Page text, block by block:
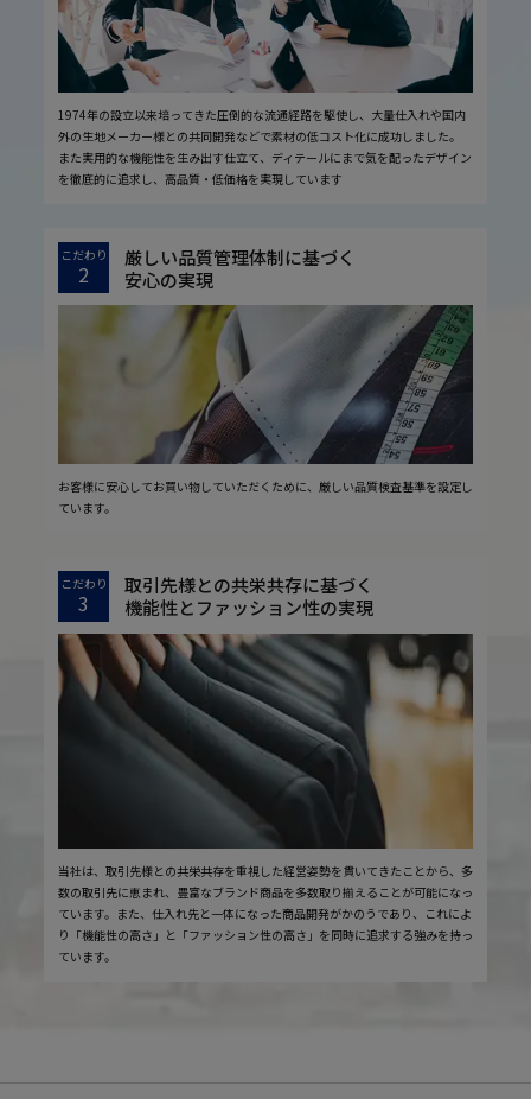
1974年の設立以来培ってきた圧倒的な流通経路を駆使し、大量仕入れや国内
外の生地メーカー様との共同開発などで素材の低コスト化に成功しました。
また実用的な機能性を生み出す仕立て、ディテールにまで気を配ったデザイン
を徹底的に追求し、高品質・低価格を実現しています
こだわり
2
厳しい品質管理体制に基づく
安心の実現
お客様に安心してお買い物していただくために、厳しい品質検査基準を設定し
ています。
こだわり
3
取引先様との共栄共存に基づく
機能性とファッション性の実現
当社は、取引先様との共栄共存を重視した経営姿勢を貫いてきたことから、多
数の取引先に恵まれ、豊富なブランド商品を多数取り揃えることが可能になっ
ています。また、仕入れ先と一体になった商品開発がかのうであり、これによ
り「機能性の高さ」と「ファッション性の高さ」を同時に追求する強みを持っ
ています。